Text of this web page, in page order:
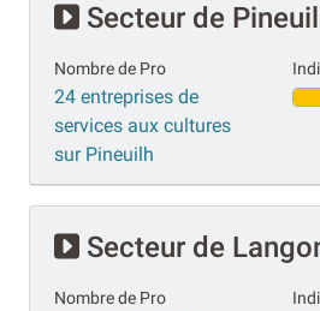
Secteur de
Nombre de Pro
24 entreprises de
services aux cultures
sur Pineuilh
Secteur de
Nombre de Pro